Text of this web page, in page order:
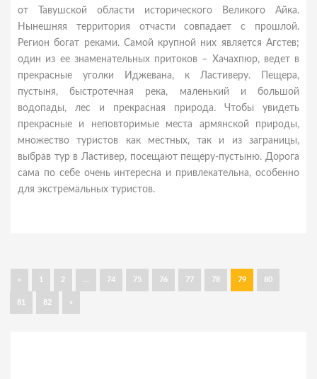
от Тавушской области исторического Великого Айка.
Нынешняя территория отчасти совпадает с прошлой.
Регион богат реками. Самой крупной них является Агстев;
один из ее знаменательных притоков – Хачахпюр, ведет в
прекрасные уголки Иджевана, к Ластиверу. Пещера,
пустыня, быстротечная река, маленький и большой
водопады, лес и прекрасная природа. Чтобы увидеть
прекрасные и неповторимые места армянской природы,
множество туристов как местных, так и из заграницы,
выбрав тур в Ластивер, посещают пещеру-пустыню. Дорога
сама по себе очень интересна и привлекательна, особенно
для экстремальных туристов.
« 1 2 ... 74 75 76 77 78 79 80
81 82 »